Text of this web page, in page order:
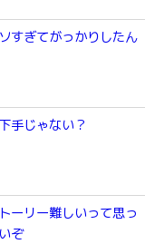
すぎてがっかりしたん
手じゃない？
ーリー難しいって思っ
ぞ